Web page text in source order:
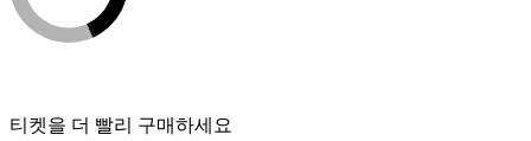
티켓을 더 빨리 구매하세요